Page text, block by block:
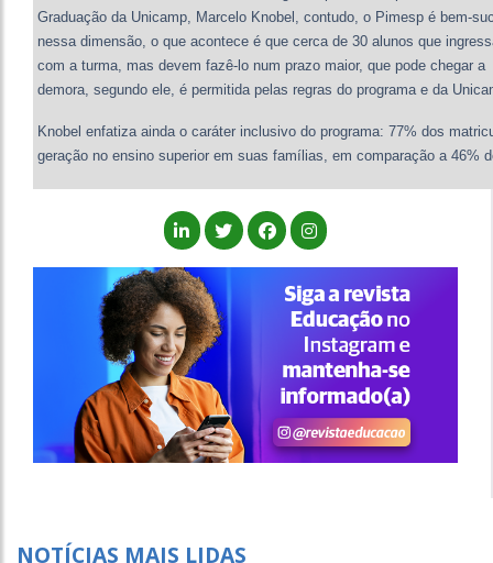
Graduação da Unicamp, Marcelo Knobel, contudo, o Pimesp é bem-
nessa dimensão, o que acontece é que cerca de 30 alunos que
com a turma, mas devem fazê-lo num prazo maior, que pode chegar
demora, segundo ele, é permitida pelas regras do programa e da
Knobel enfatiza ainda o caráter inclusivo do programa: 77% dos
geração no ensino superior em suas famílias, em comparação a 46%
NOTÍCIAS MAIS LIDAS